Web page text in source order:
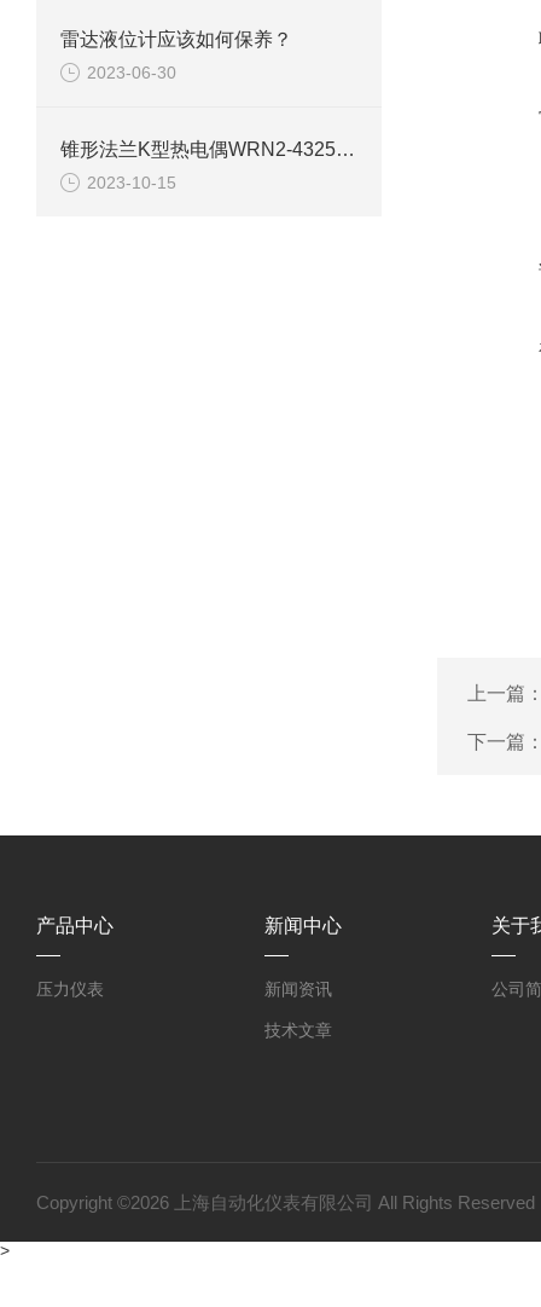
雷达液位计应该如何保养？
2023-06-30
锥形法兰K型热电偶WRN2-4325详细介绍
2023-10-15
上一篇
下一篇
产品中心
压力仪表
新闻中心
新闻资讯
技术文章
关于
公司
Copyright ©2026 上海自动化仪表有限公司 All Rights
>